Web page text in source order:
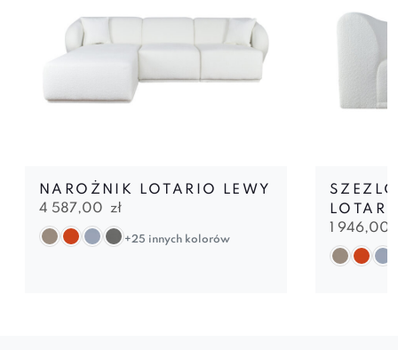
NAROŻNIK LOTARIO LEWY
4 587,00 zł
+25 innych kolorów
1 946,00